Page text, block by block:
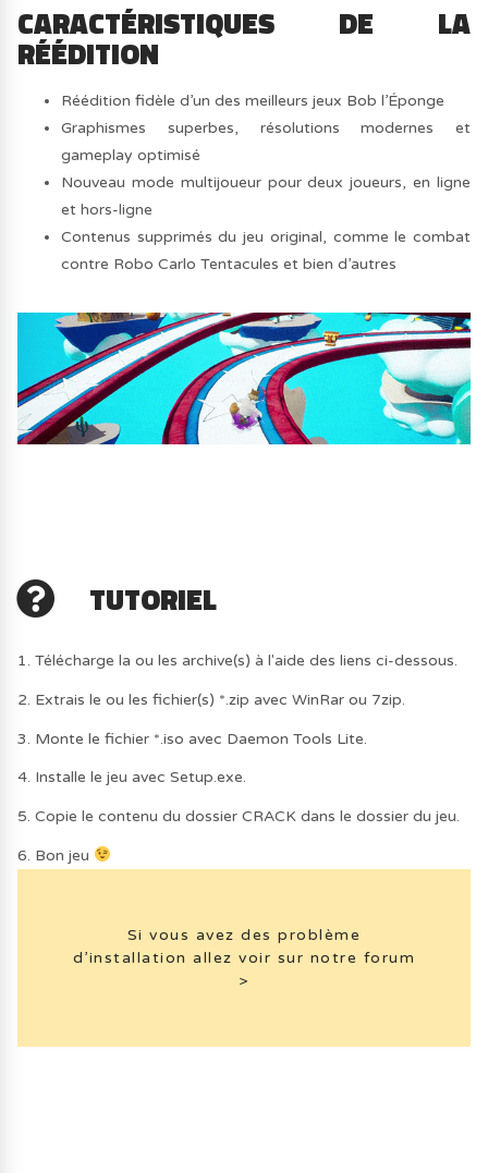
CARACTÉRISTIQUES DE LA
RÉÉDITION
Réédition fidèle d’un des meilleurs jeux Bob l’Éponge
Graphismes superbes, résolutions modernes et
gameplay optimisé
Nouveau mode multijoueur pour deux joueurs, en ligne
et hors-ligne
Contenus supprimés du jeu original, comme le combat
contre Robo Carlo Tentacules et bien d’autres
TUTORIEL
1. Télécharge la ou les archive(s) à l'aide des liens ci-dessous.
2. Extrais le ou les fichier(s) *.zip avec WinRar ou 7zip.
3. Monte le fichier *.iso avec Daemon Tools Lite.
4. Installe le jeu avec Setup.exe.
5. Copie le contenu du dossier CRACK dans le dossier du jeu.
6. Bon jeu
Si vous avez des problème
d’installation allez voir sur notre forum
>